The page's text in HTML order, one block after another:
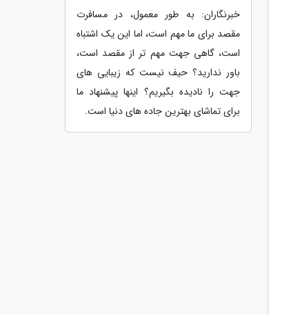
خبرنگاران: به طور معمول، در مسافرت
مقصد برای ما مهم است، اما این یک اشتباه
است، گاهی جهت مهم تر از مقصد است،
باور ندارید؟ حیف نیست که زیبایی های
جهت را نادیده بگیریم؟ اینها پیشنهاد ما
برای تماشای بهترین جاده های دنیا است.